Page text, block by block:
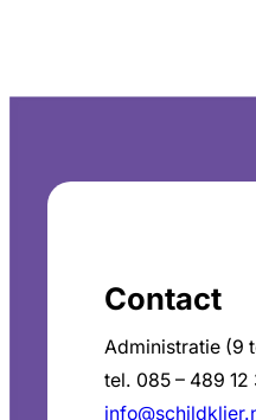
Contact
Administratie (9
tel. 085 – 489 12